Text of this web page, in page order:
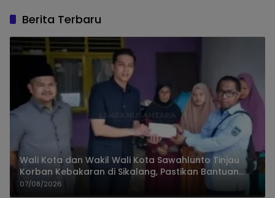
Berita Terbaru
Wali Kota dan Wakil Wali Kota Sawahlunto Tinjau
Korban Kebakaran di Sikalang, Pastikan Bantuan
dan Perkuat Mitigasi Bencana
07/08/2026